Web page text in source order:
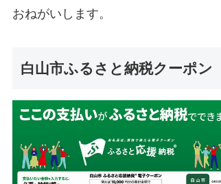
おねがいします。
白山市ふるさと納税クーポン